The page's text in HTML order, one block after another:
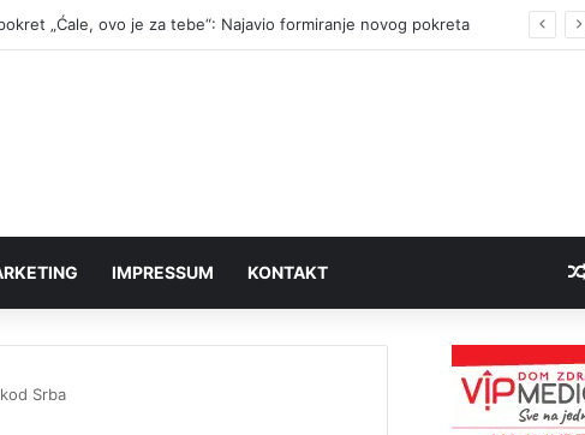
„Ćale, ovo je za tebe“: Najavio formiranje novog pokreta
IMPRESSUM KONTAKT
Srba